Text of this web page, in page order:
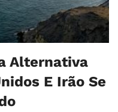
Alternativa
E Irão Se